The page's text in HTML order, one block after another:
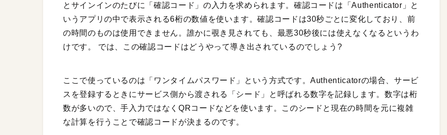
とサインインのたびに「確認コード」の入力を求められます。確認コードは「Authenticator」と
いうアプリの中で表示される6桁の数値を使います。確認コードは30秒ごとに変化しており、前
の時間のものは使用できません。誰かに覗き見されても、最悪30秒後には使えなくなるというわ
けです。 では、この確認コードはどうやって導き出されているのでしょう?
ここで使っているのは「ワンタイムパスワード」という方式です。Authenticatorの場合、サービ
スを登録するときにサービス側から渡される「シード」と呼ばれる数字を記録します。数字は桁
数が多いので、手入力ではなくQRコードなどを使います。このシードと現在の時間を元に複雑
な計算を行うことで確認コードが決まるのです。